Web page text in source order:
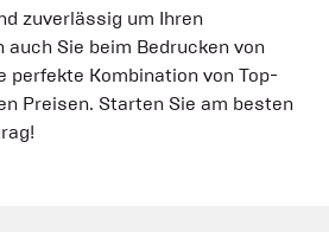
zuverlässig um Ihren
auch Sie beim Bedrucken von
perfekte Kombination von Top-
Preisen. Starten Sie am besten